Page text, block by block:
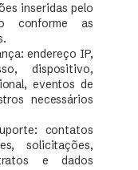
inseridas pelo
conforme as
endereço IP,
dispositivo,
eventos de
necessários
contatos
solicitações,
e dados